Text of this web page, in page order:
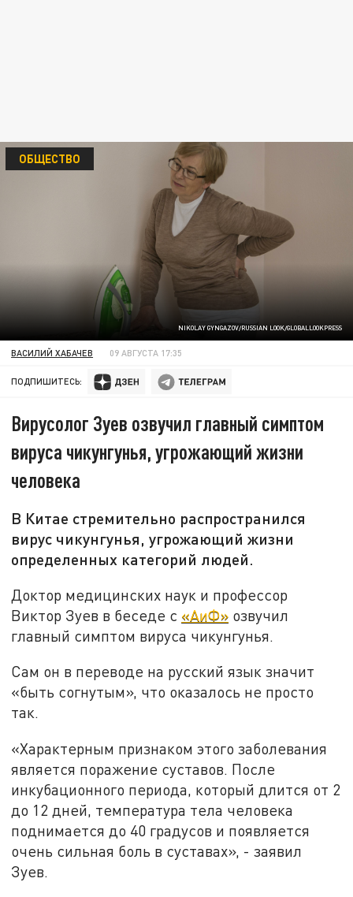
NIKOLAY GYNGAZOV/RUSSIAN LOOK/GLOBALLOOKPRESS
ОБЩЕСТВО
ВАСИЛИЙ ХАБАЧЕВ 09 АВГУСТА 17:35
ПОДПИШИТЕСЬ:
Вирусолог Зуев озвучил главный симптом
вируса чикунгунья, угрожающий жизни
человека
В Китае стремительно распространился
вирус чикунгунья, угрожающий жизни
определенных категорий людей.
Доктор медицинских наук и профессор
Виктор Зуев в беседе с «АиФ» озвучил
главный симптом вируса чикунгунья.
Сам он в переводе на русский язык значит
«быть согнутым», что оказалось не просто
так.
«Характерным признаком этого заболевания
является поражение суставов. После
инкубационного периода, который длится от 2
до 12 дней, температура тела человека
поднимается до 40 градусов и появляется
очень сильная боль в суставах», - заявил
Зуев.